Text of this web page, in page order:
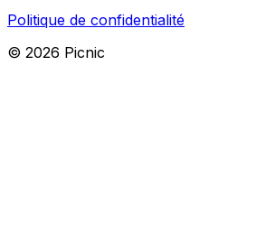
Politique de confidentialité
© 2026 Picnic